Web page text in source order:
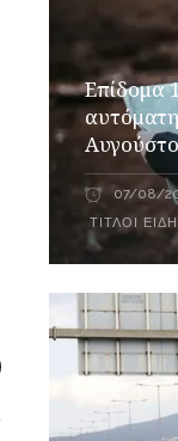
Επίδομα
07/08/
ΤΊΤΛΟΙ